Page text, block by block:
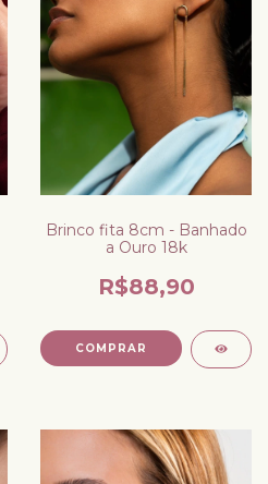
Brinco fita 8cm - Banhado
a Ouro 18k
R$88,90